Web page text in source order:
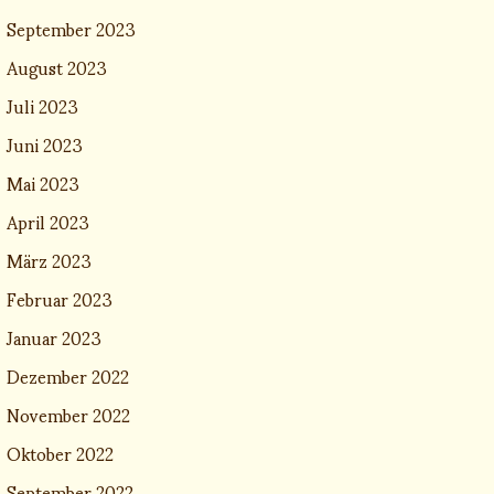
September 2023
August 2023
Juli 2023
Juni 2023
Mai 2023
April 2023
März 2023
Februar 2023
Januar 2023
Dezember 2022
November 2022
Oktober 2022